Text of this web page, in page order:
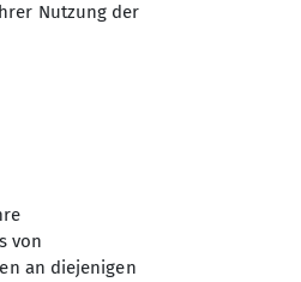
Nutzung der
von
an diejenigen